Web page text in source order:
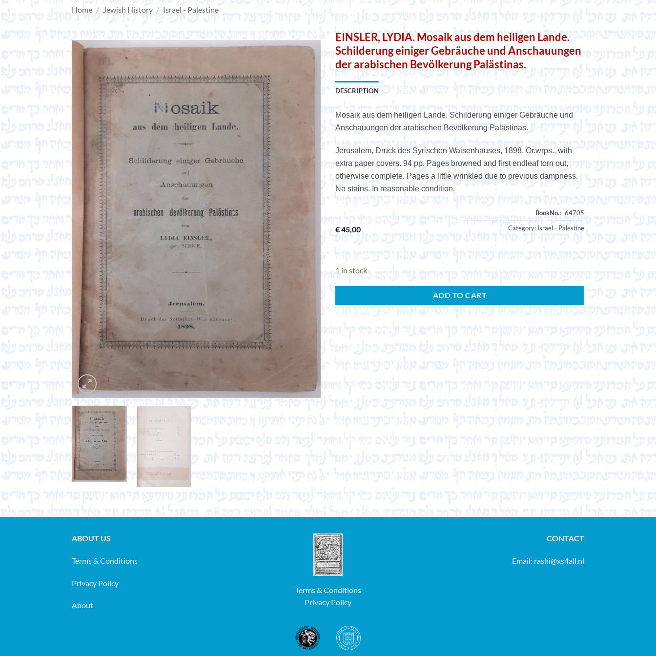
Home / Jewish History / Israel - Palestine
EINSLER, LYDIA. Mosaik aus dem heiligen Lande.
Schilderung einiger Gebräuche und Anschauungen
der arabischen Bevölkerung Palästinas.
DESCRIPTION
Mosaik aus dem heiligen Lande. Schilderung einiger Gebräuche und
Anschauungen der arabischen Bevölkerung Palästinas.
Jerusalem, Druck des Syrischen Waisenhauses, 1898. Or.wrps., with
extra paper covers. 94 pp. Pages browned and first endleaf torn out,
otherwise complete. Pages a little wrinkled due to previous dampness.
No stains. In reasonable condition.
€45,00 Category: Israel - Palestine
1 in stock
ADD TO CART
ABOUT US
Terms & Conditions
Privacy Policy
About
Terms & Conditions
Privacy Policy
CONTACT
Email: rashi@xs4all.nl